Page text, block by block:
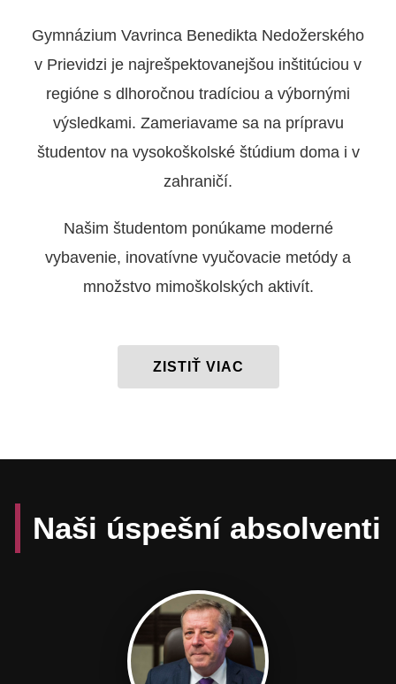
Gymnázium Vavrinca Benedikta Nedožerského
v Prievidzi je najrešpektovanejšou inštitúciou v
regióne s dlhoročnou tradíciou a výbornými
výsledkami. Zameriavame sa na prípravu
študentov na vysokoškolské štúdium doma i v
zahraničí.
Našim študentom ponúkame moderné
vybavenie, inovatívne vyučovacie metódy a
množstvo mimoškolských aktivít.
ZISTIŤ VIAC
Naši úspešní absolventi